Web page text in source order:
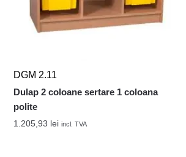
DGM 2.11
Dulap 2 coloane sertare 1 coloana
polite
1.205,93 lei incl. TVA